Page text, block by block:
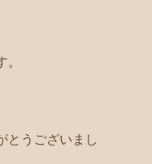
とうございまし